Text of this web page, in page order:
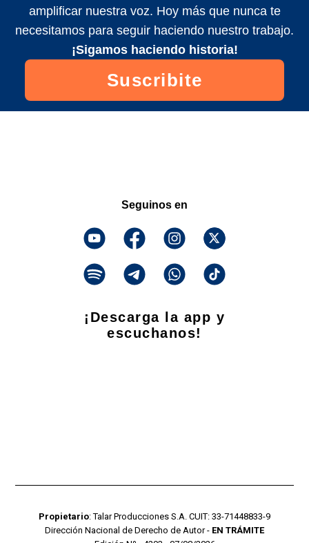
amplificar nuestra voz. Hoy más que nunca te
necesitamos para seguir haciendo nuestro trabajo.
¡Sigamos haciendo historia!
Suscribite
Seguinos en
¡Descarga la app y
escuchanos!
Propietario: Talar Producciones S.A. CUIT: 33-71448833-9
Dirección Nacional de Derecho de Autor - EN TRÁMITE